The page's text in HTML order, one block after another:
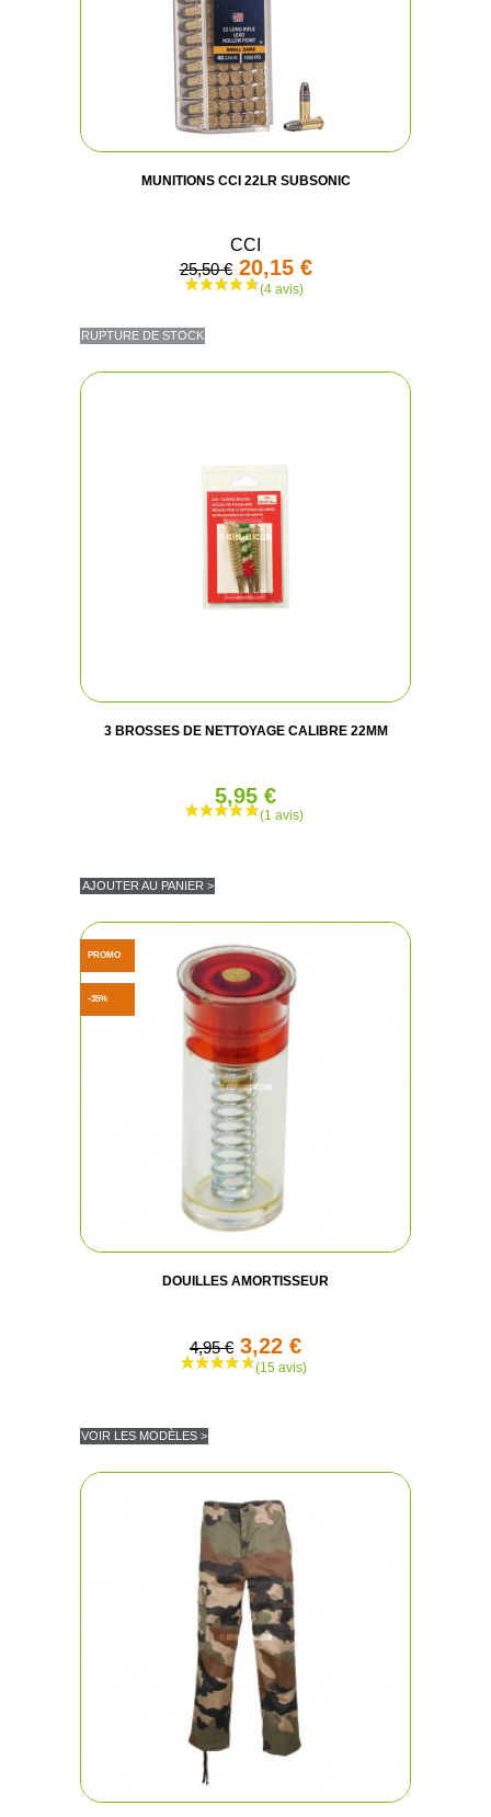
MUNITIONS CCI 22LR SUBSONIC
CCI
25,50 € 20,15 €
RUPTURE DE STOCK
3 BROSSES DE NETTOYAGE CALIBRE 22MM
5,95 €
AJOUTER AU PANIER >
DOUILLES AMORTISSEUR
4,95 € 3,22 €
VOIR LES MODÈLES >
PROMO
-35%